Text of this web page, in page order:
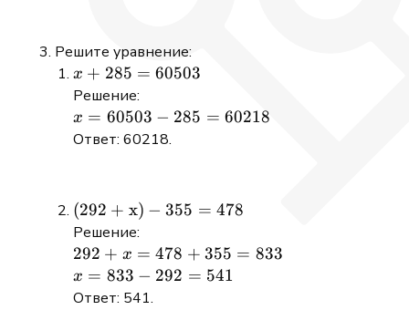
Решите уравнение:
x+285=60503
x + 285 = 60503
Решение:
x =
60503
60218
x = 60503 − 285 = 60218
Ответ: 60218.
(292+\mathrm{x})-355=478
(292 + x) − 355 = 478
Решение:
292
+ x
=
292 + x = 478 + 355 = 833
x =
833
x = 833 − 292 = 541
Ответ: 541.